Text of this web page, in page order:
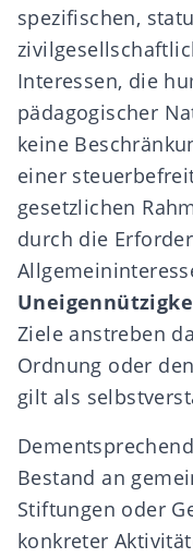
spezifischen,
Interessen, die
pädagogischer
keine
einer
gesetzlichen
durch die
Ziele anstreben
Ordnung oder
gilt als
Bestand an
Stiftungen oder
konkreter